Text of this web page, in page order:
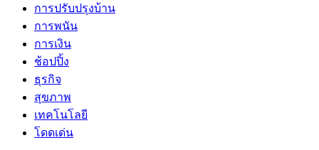
การปรับปรุงบ้าน
การพนัน
การเงิน
ช้อปปิ้ง
ธุรกิจ
สุขภาพ
เทคโนโลยี
โดดเด่น